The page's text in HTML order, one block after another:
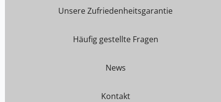
Unsere Zufriedenheitsgarantie
Häufig gestellte Fragen
News
Kontakt